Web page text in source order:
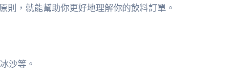
則，就能幫助你更好地理解你的飲料訂單。
沙等。